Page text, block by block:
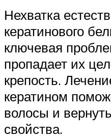
Нехватка
кератинового
ключевая
пропадает их
крепость.
кератином
волосы и
свойства.